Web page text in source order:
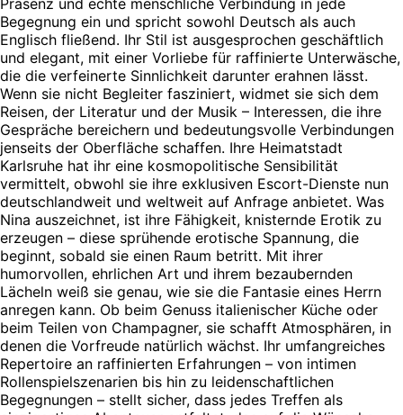
Begegnung ein und spricht sowohl Deutsch als auch
Englisch fließend. Ihr Stil ist ausgesprochen geschäftlich
und elegant, mit einer Vorliebe für raffinierte Unterwäsche,
die die verfeinerte Sinnlichkeit darunter erahnen lässt.
Wenn sie nicht Begleiter fasziniert, widmet sie sich dem
Reisen, der Literatur und der Musik – Interessen, die ihre
Gespräche bereichern und bedeutungsvolle Verbindungen
jenseits der Oberfläche schaffen. Ihre Heimatstadt
Karlsruhe hat ihr eine kosmopolitische Sensibilität
vermittelt, obwohl sie ihre exklusiven Escort-Dienste nun
deutschlandweit und weltweit auf Anfrage anbietet. Was
Nina auszeichnet, ist ihre Fähigkeit, knisternde Erotik zu
erzeugen – diese sprühende erotische Spannung, die
beginnt, sobald sie einen Raum betritt. Mit ihrer
humorvollen, ehrlichen Art und ihrem bezaubernden
Lächeln weiß sie genau, wie sie die Fantasie eines Herrn
anregen kann. Ob beim Genuss italienischer Küche oder
beim Teilen von Champagner, sie schafft Atmosphären, in
denen die Vorfreude natürlich wächst. Ihr umfangreiches
Repertoire an raffinierten Erfahrungen – von intimen
Rollenspielszenarien bis hin zu leidenschaftlichen
Begegnungen – stellt sicher, dass jedes Treffen als